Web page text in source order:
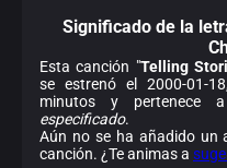
Significado de la
Esta canción "Telling
se estrenó el 2000-01-
minutos y pertenece
especificado.
Aún no se ha añadido un
canción. ¿Te animas a